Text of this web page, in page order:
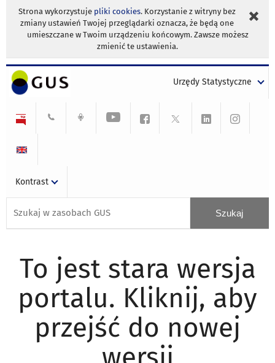
Strona wykorzystuje pliki cookies. Korzystanie z witryny bez
zmiany ustawień Twojej przeglądarki oznacza, że będą one
umieszczane w Twoim urządzeniu końcowym. Zawsze możesz
zmienić te ustawienia.
Urzędy Statystyczne
Kontrast
To jest stara wersja
portalu. Kliknij, aby
przejść do nowej